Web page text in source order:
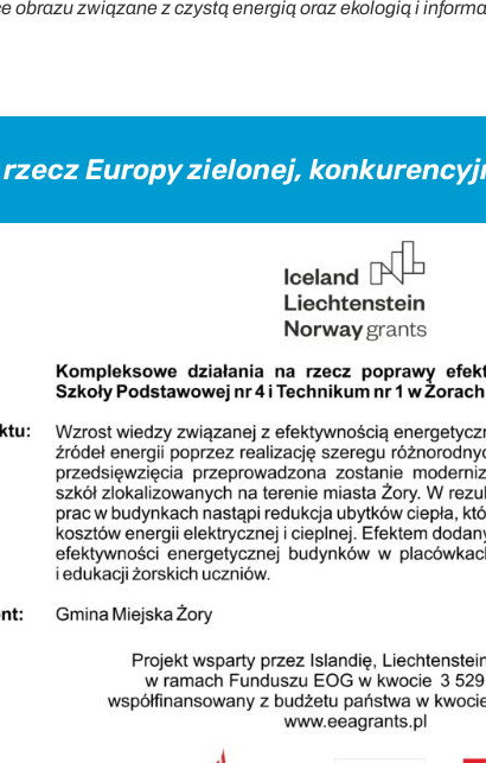
obrazu związane z czystą energią oraz ekologią i
rzecz Europy zielonej,